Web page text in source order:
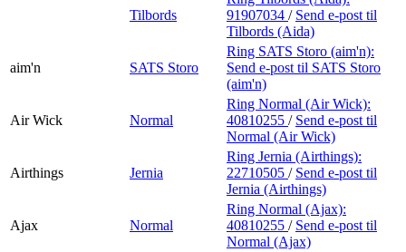
Tilbords
91907034 / Send e-post til
Tilbords (Aida)
aim'n SATS Storo
Ring SATS Storo (aim'n):
Send e-post til SATS Storo
(aim'n)
Air Wick Normal
Ring Normal (Air Wick):
40810255 / Send e-post til
Normal (Air Wick)
Airthings Jernia
Ring Jernia (Airthings):
22710505 / Send e-post til
Jernia (Airthings)
Ajax Normal
Ring Normal (Ajax):
40810255 / Send e-post til
Normal (Ajax)